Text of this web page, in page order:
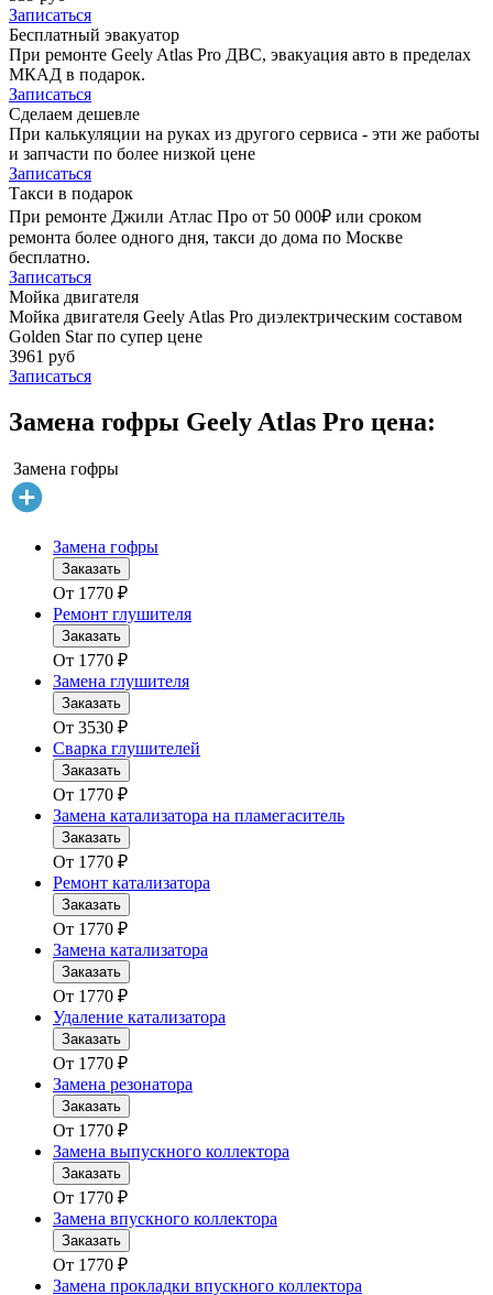
Записаться
Бесплатный эвакуатор
При ремонте Geely Atlas Pro ДВС, эвакуация авто в пределах
МКАД в подарок.
Записаться
Сделаем дешевле
При калькуляции на руках из другого сервиса - эти же работы
и запчасти по более низкой цене
Записаться
Такси в подарок
При ремонте Джили Атлас Про от 50 000₽ или сроком
ремонта более одного дня, такси до дома по Москве
бесплатно.
Записаться
Мойка двигателя
Мойка двигателя Geely Atlas Pro диэлектрическим составом
Golden Star по супер цене
3961 руб
Записаться
Замена гофры Geely Atlas Pro цена:
Замена гофры
Замена гофры
Заказать
От 1770 ₽
Ремонт глушителя
Заказать
От 1770 ₽
Замена глушителя
Заказать
От 3530 ₽
Сварка глушителей
Заказать
От 1770 ₽
Замена катализатора на пламегаситель
Заказать
От 1770 ₽
Ремонт катализатора
Заказать
От 1770 ₽
Замена катализатора
Заказать
От 1770 ₽
Удаление катализатора
Заказать
От 1770 ₽
Замена резонатора
Заказать
От 1770 ₽
Замена выпускного коллектора
Заказать
От 1770 ₽
Замена впускного коллектора
Заказать
От 1770 ₽
Замена прокладки впускного коллектора